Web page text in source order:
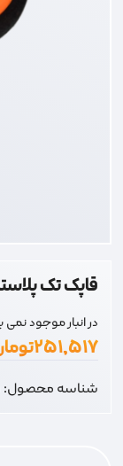
قاپک تک
در انبار موجود
۲۵۱,۵۱۷
شناسه محصول: